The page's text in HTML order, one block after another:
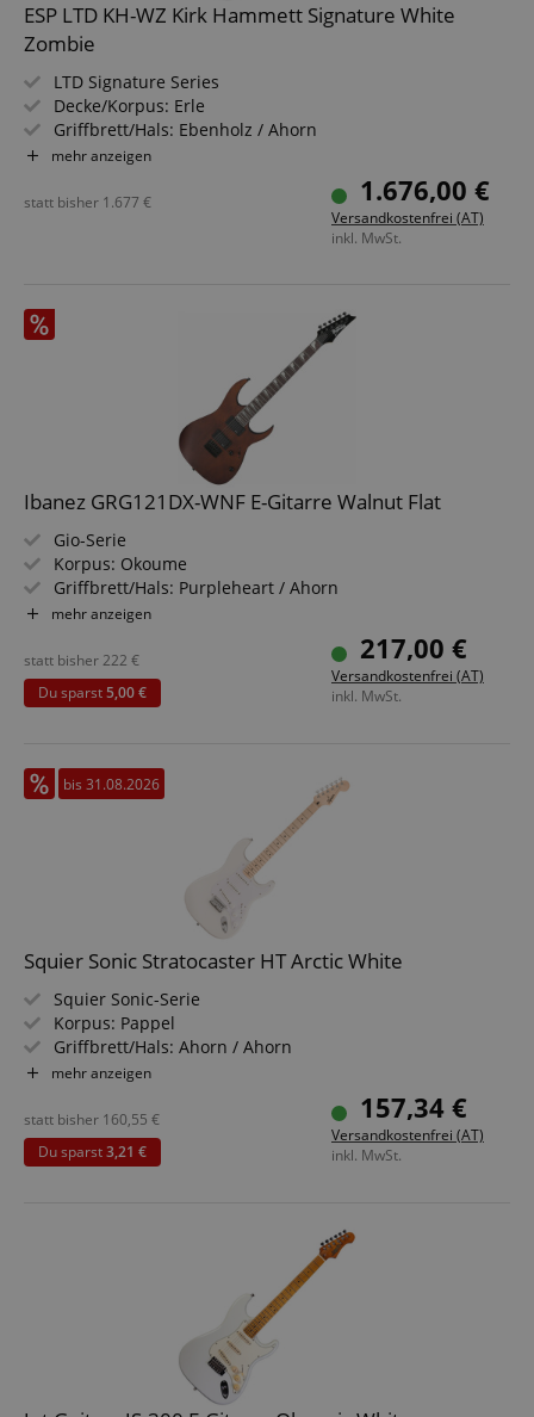
ESP LTD KH-WZ Kirk Hammett Signature White
Zombie
LTD Signature Series
Decke/Korpus: Erle
Griffbrett/Hals: Ebenholz / Ahorn
Tonabnehmer: 2x EMG Bone Breaker (HH, aktive
Farbe & Finish: Black w/ Graphic
mehr anzeigen
1.676,00 €
Versandkostenfrei (AT)
inkl. MwSt.
statt bisher 1.677 €
Ibanez GRG121DX-WNF E-Gitarre Walnut Flat
Gio-Serie
Korpus: Okoume
Griffbrett/Hals: Purpleheart / Ahorn
Tonabnehmer: 2x IBZ-6 Humbucker (HH)
mehr anzeigen
217,00 €
Versandkostenfrei (AT)
inkl. MwSt.
statt bisher222 €
Du sparst5,00 €
bis 31.08.2026
Squier Sonic Stratocaster HT Arctic White
Squier Sonic-Serie
Korpus: Pappel
Griffbrett/Hals: Ahorn / Ahorn
Tonabnehmer: 3x Ceramic Single-Coil (SSS)
mehr anzeigen
157,34 €
Versandkostenfrei (AT)
inkl. MwSt.
statt bisher 160,55 €
Du sparst3,21 €